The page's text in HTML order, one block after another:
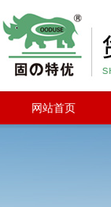
网站首页